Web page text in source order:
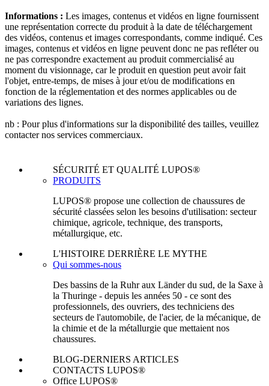
Informations : Les images, contenus et vidéos en ligne fournissent
une représentation correcte du produit à la date de téléchargement
des vidéos, contenus et images correspondants, comme indiqué. Ces
images, contenus et vidéos en ligne peuvent donc ne pas refléter ou
ne pas correspondre exactement au produit commercialisé au
moment du visionnage, car le produit en question peut avoir fait
l'objet, entre-temps, de mises à jour et/ou de modifications en
fonction de la réglementation et des normes applicables ou de
variations des lignes.
nb : Pour plus d'informations sur la disponibilité des tailles, veuillez
contacter nos services commerciaux.
SÉCURITÉ ET QUALITÉ LUPOS®
PRODUITS
LUPOS® propose une collection de chaussures de
sécurité classées selon les besoins d'utilisation: secteur
chimique, agricole, technique, des transports,
métallurgique, etc.
L'HISTOIRE DERRIÈRE LE MYTHE
Qui sommes-nous
Des bassins de la Ruhr aux Länder du sud, de la Saxe à
la Thuringe - depuis les années 50 - ce sont des
professionnels, des ouvriers, des techniciens des
secteurs de l'automobile, de l'acier, de la mécanique, de
la chimie et de la métallurgie que mettaient nos
chaussures.
BLOG-DERNIERS ARTICLES
CONTACTS LUPOS®
Office LUPOS®